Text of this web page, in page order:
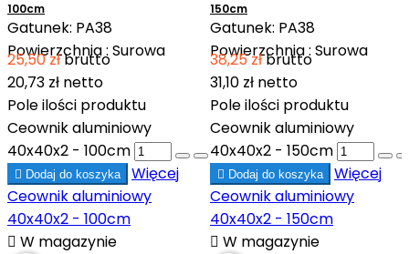
100cm
Gatunek: PA38
Powierzchnia : Surowa
25,50 złbrutto
20,73 zł netto
Pole ilości produktu
Ceownik aluminiowy
40x40x2 - 100cm
 Dodaj do koszyka
Więcej
Ceownik aluminiowy
40x40x2 - 100cm
 W magazynie
150cm
Gatunek: PA38
Powierzchnia : Surowa
38,25 złbrutto
31,10 zł netto
Pole ilości produktu
Ceownik aluminiowy
40x40x2 - 150cm
 Dodaj do koszyka
Więcej
Ceownik aluminiowy
40x40x2 - 150cm
 W magazynie